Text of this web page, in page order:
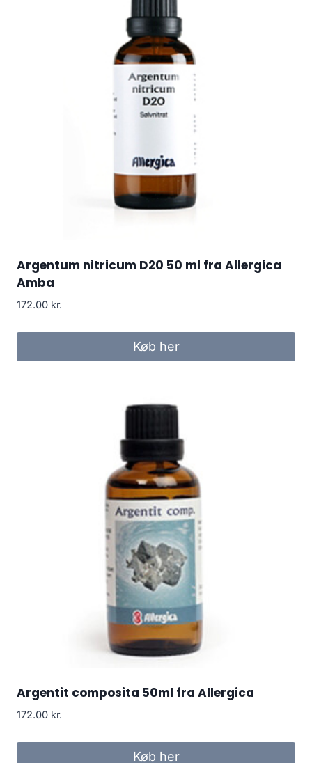
Argentum nitricum D20 50 ml fra Allergica
Amba
172.00 kr.
Køb her
Argentit composita 50ml fra Allergica
172.00 kr.
Køb her